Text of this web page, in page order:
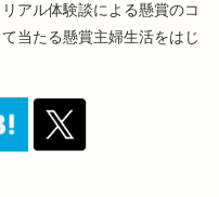
アル体験談による懸賞のコ
当たる懸賞主婦生活をはじ